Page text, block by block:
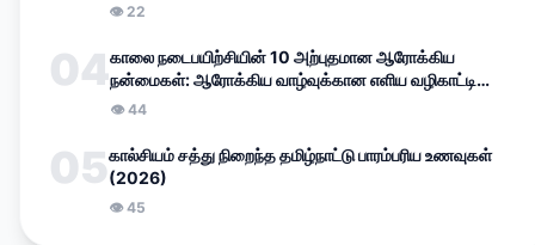
👁22
04காலை நடைபயிற்சியின் 10 அற்புதமான ஆரோக்கிய
நன்மைகள்: ஆரோக்கிய வாழ்வுக்கான எளிய வழிகாட்டி
(2026)
👁44
05கால்சியம் சத்து நிறைந்த தமிழ்நாட்டு பாரம்பரிய உணவுகள்
(2026)
👁45